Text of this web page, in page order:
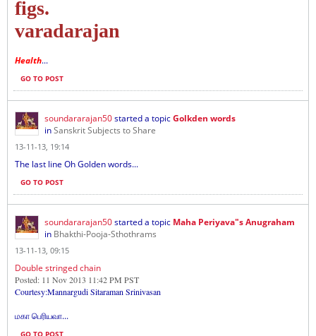
figs.
varadarajan
Health...
GO TO POST
soundararajan50started a topicGolkden words
inSanskrit Subjects to Share
13-11-13, 19:14
The last line Oh Golden words...
GO TO POST
soundararajan50started a topic Maha Periyava"s Anugraham
in Bhakthi-Pooja-Sthothrams
13-11-13, 09:15
Double stringed chain
Posted: 11 Nov 2013 11:42 PM PST
Courtesy:Mannargudi Sitaraman Srinivasan
மகா பெரியவா...
GO TO POST